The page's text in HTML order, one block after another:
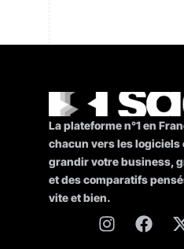
La plateforme n°1 en
chacun vers les logiciels
grandir votre business,
et des comparatifs
vite et bien.